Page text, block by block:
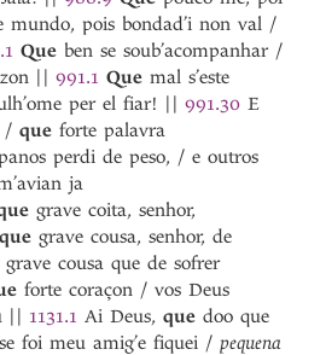
mundo, pois bondad’i non val /
Que ben se soub’acompanhar /
|| 991.1 Que mal s’este
per el fiar! || 991.30 E
/que forte palavra
perdi de peso, / e outros
ja
grave coita, senhor,
que grave cousa, senhor, de
grave cousa que de sofrer
forte coraçon / vos Deus
|| 1131.1 Ai Deus,que doo que
foi meu amig’e fiquei /pequena